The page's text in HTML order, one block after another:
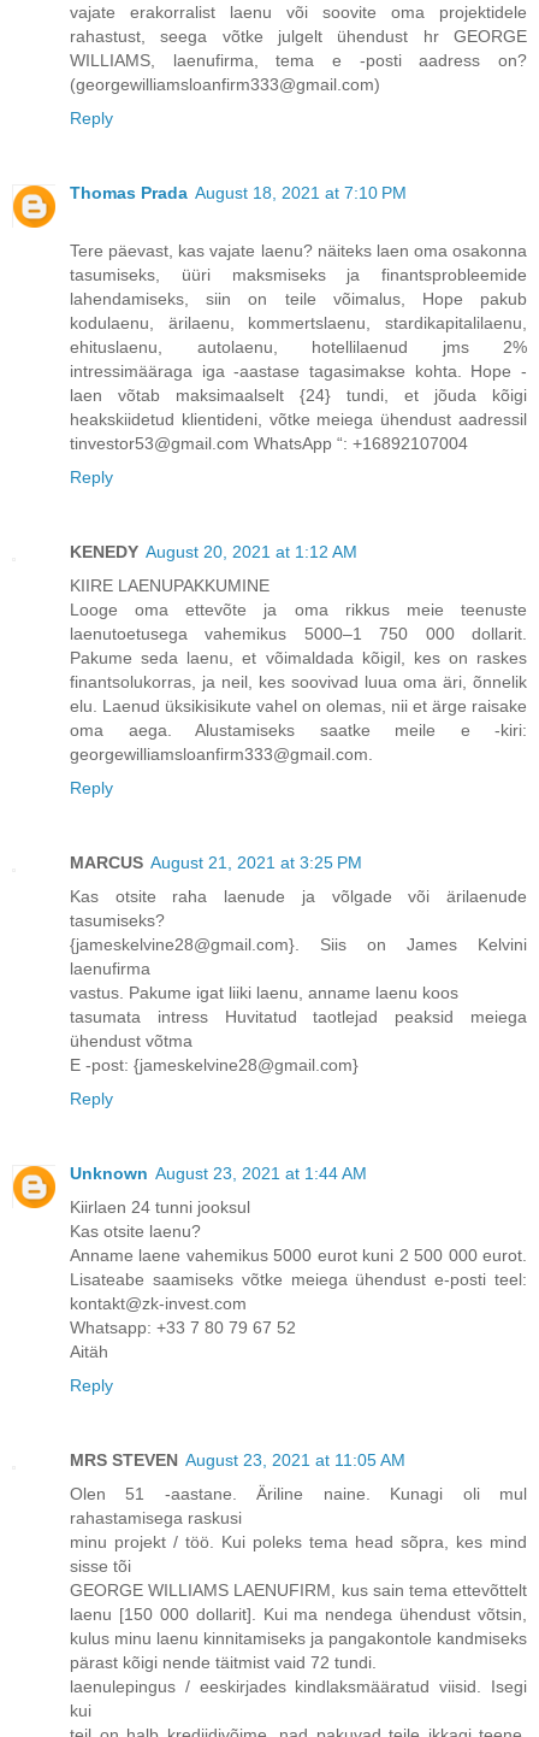
vajate erakorralist laenu või soovite oma projektidele
rahastust, seega võtke julgelt ühendust hr GEORGE
WILLIAMS, laenufirma, tema e -posti aadress on?
(georgewilliamsloanfirm333@gmail.com)
Reply
Thomas Prada August 18, 2021 at 7:10 PM
Tere päevast, kas vajate laenu? näiteks laen oma osakonna
tasumiseks, üüri maksmiseks ja finantsprobleemide
lahendamiseks, siin on teile võimalus, Hope pakub
kodulaenu, ärilaenu, kommertslaenu, stardikapitalilaenu,
ehituslaenu, autolaenu, hotellilaenud jms 2%
intressimääraga iga -aastase tagasimakse kohta. Hope -
laen võtab maksimaalselt {24} tundi, et jõuda kõigi
heakskiidetud klientideni, võtke meiega ühendust aadressil
tinvestor53@gmail.com WhatsApp “: +16892107004
Reply
KENEDY August 20, 2021 at 1:12 AM
KIIRE LAENUPAKKUMINE
Looge oma ettevõte ja oma rikkus meie teenuste
laenutoetusega vahemikus 5000–1 750 000 dollarit.
Pakume seda laenu, et võimaldada kõigil, kes on raskes
finantsolukorras, ja neil, kes soovivad luua oma äri, õnnelik
elu. Laenud üksikisikute vahel on olemas, nii et ärge raisake
oma aega. Alustamiseks saatke meile e -kiri:
georgewilliamsloanfirm333@gmail.com.
Reply
MARCUS August 21, 2021 at 3:25 PM
Kas otsite raha laenude ja võlgade või ärilaenude
tasumiseks?
{jameskelvine28@gmail.com}. Siis on James Kelvini
laenufirma
vastus. Pakume igat liiki laenu, anname laenu koos
tasumata intress Huvitatud taotlejad peaksid meiega
ühendust võtma
E -post: {jameskelvine28@gmail.com}
Reply
Unknown August 23, 2021 at 1:44 AM
Kiirlaen 24 tunni jooksul
Kas otsite laenu?
Anname laene vahemikus 5000 eurot kuni 2 500 000 eurot.
Lisateabe saamiseks võtke meiega ühendust e-posti teel:
kontakt@zk-invest.com
Whatsapp: +33 7 80 79 67 52
Aitäh
Reply
MRS STEVEN August 23, 2021 at 11:05 AM
Olen 51 -aastane. Äriline naine. Kunagi oli mul
rahastamisega raskusi
minu projekt / töö. Kui poleks tema head sõpra, kes mind
sisse tõi
GEORGE WILLIAMS LAENUFIRM, kus sain tema ettevõttelt
laenu [150 000 dollarit]. Kui ma nendega ühendust võtsin,
kulus minu laenu kinnitamiseks ja pangakontole kandmiseks
pärast kõigi nende täitmist vaid 72 tundi.
laenulepingus / eeskirjades kindlaksmääratud viisid. Isegi
kui